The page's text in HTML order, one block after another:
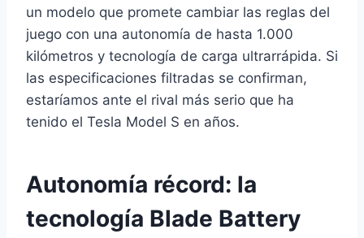
un modelo que promete cambiar las reglas del
juego con una autonomía de hasta 1.000
kilómetros y tecnología de carga ultrarrápida. Si
las especificaciones filtradas se confirman,
estaríamos ante el rival más serio que ha
tenido el Tesla Model S en años.
Autonomía récord: la
tecnología Blade Battery